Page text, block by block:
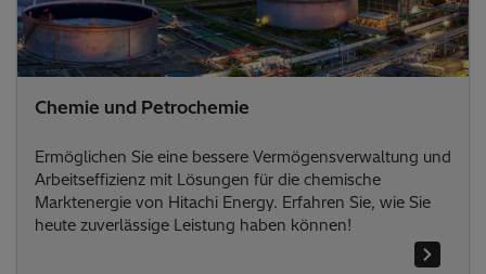
Chemie und Petrochemie
Ermöglichen Sie eine bessere Vermögensverwaltung und
Arbeitseffizienz mit Lösungen für die chemische
Marktenergie von Hitachi Energy. Erfahren Sie, wie Sie
heute zuverlässige Leistung haben können!